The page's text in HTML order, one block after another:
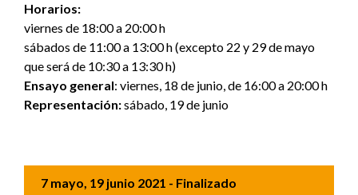
Horarios:
viernes de 18:00 a 20:00 h
sábados de 11:00 a 13:00 h (excepto 22 y 29 de mayo
que será de 10:30 a 13:30 h)
Ensayo general: viernes, 18 de junio, de 16:00 a 20:00 h
Representación:sábado, 19 de junio
7 mayo, 19 junio 2021 - Finalizado